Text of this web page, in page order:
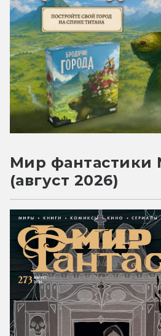
Мир фантастики
(август 2026)